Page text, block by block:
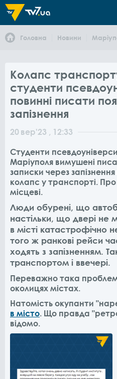
Головна Новини
Колапс
студенти
повинні писати
запізнення
20 вер'23 , 12:33
Студенти
Маріуполя вимушені
записки через
колапс у транспорті.
місцеві.
Люди обурені, що
настільки, що двері не
в місті катастрофічно
того ж ранкові рейси
ходять з запізненням.
транспортом і ввечері.
Переважно така
околицях містах.
Натомість окупанти
в місто. Що правда
відомо.